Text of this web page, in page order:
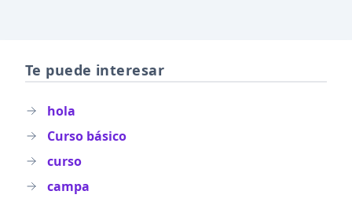
Te puede interesar
hola
Curso básico
curso
campa